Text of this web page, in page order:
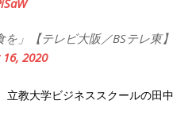
」【テレビ大阪／BSテレ東】
2020
立教大学ビジネススクールの田中